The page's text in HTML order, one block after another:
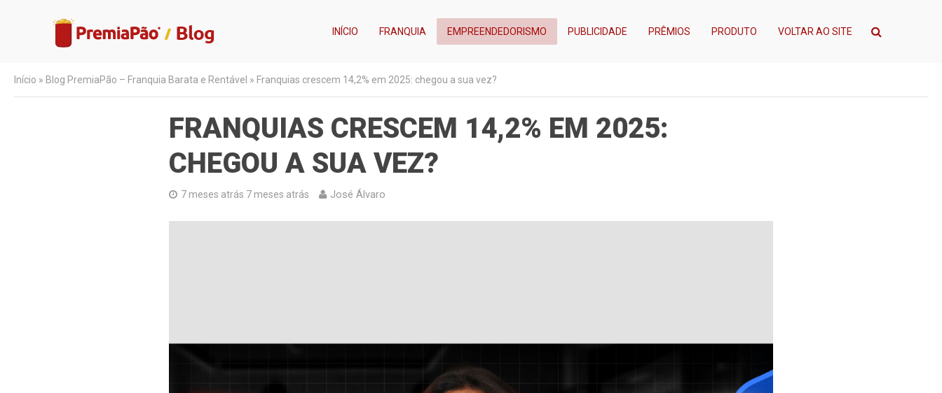
INÍCIO FRANQUIA EMPREENDEDORISMO PUBLICIDADE PRÊMIOS PRODUTO VOLTAR AO SITE
Início » Blog PremiaPão – Franquia Barata e Rentável » Franquias crescem 14,2% em 2025: chegou a sua vez?
FRANQUIAS CRESCEM 14,2% EM 2025:
CHEGOU A SUA VEZ?
7 meses atrás 7 meses atrás José Álvaro